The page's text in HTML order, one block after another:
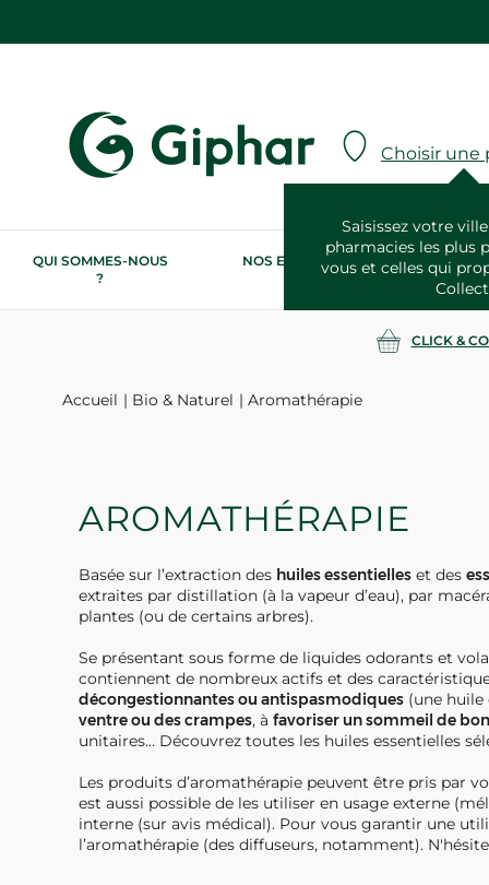
Choisir une
Saisissez votre
pharmacies les plus
vous et celles qui
QUI SOMMES-NOUS
?
NOS ENGAGEMENTS
RSE
CLICK &
Accueil Bio & Naturel Aromathérapie
AROMATHÉRAPIE
Basée sur l’extraction des huiles essentielles et des
extraites par distillation (à la vapeur d’eau), par
plantes (ou de certains arbres).
Se présentant sous forme de liquides odorants et
contiennent de nombreux actifs et des
décongestionnantes ou antispasmodiques (une
ventre ou des crampes, à favoriser un sommeil de
unitaires… Découvrez toutes les huiles essentielles
Les produits d’aromathérapie peuvent être pris par
est aussi possible de les utiliser en usage externe
interne (sur avis médical). Pour vous garantir une
l’aromathérapie (des diffuseurs, notamment).